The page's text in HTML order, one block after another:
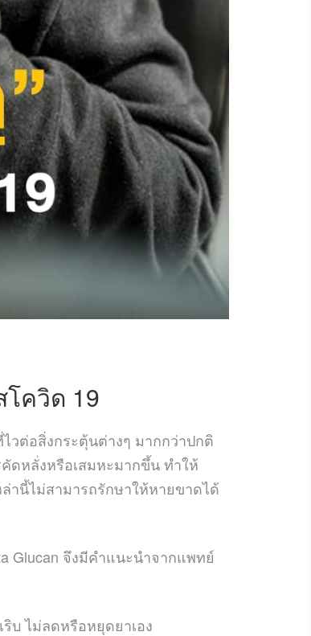
ควิด 19
วต่อสิ่งกระตุ้นต่างๆ มากกว่าปกติ
ดหลั่งหรือเสมหะมากขึ้น ทำให้
านี้ไม่สามารถรักษาให้หายขาดได้
Glucan จึงมีคำแนะนำจากแพทย์
บ ไม่ลดหรือหยุดยาเอง